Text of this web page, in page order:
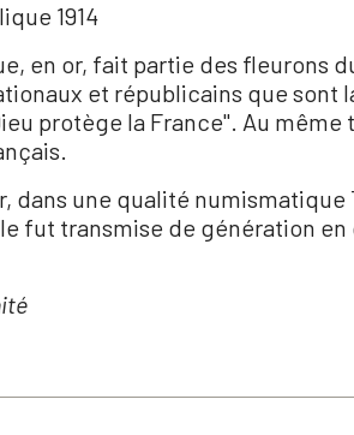
1914
en or, fait partie des fleurons
et républicains que sont
protège la France". Au
dans une qualité
fut transmise de génération